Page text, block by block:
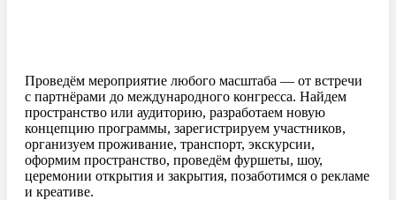
Проведём мероприятие любого масштаба — от встречи
с партнёрами до международного конгресса. Найдем
пространство или аудиторию, разработаем новую
концепцию программы, зарегистрируем участников,
организуем проживание, транспорт, экскурсии,
оформим пространство, проведём фуршеты, шоу,
церемонии открытия и закрытия, позаботимся о рекламе
и креативе.